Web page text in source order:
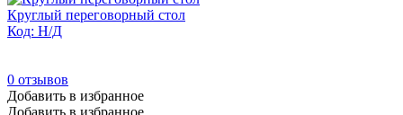
Круглый переговорный стол
Код: Н/Д
0 отзывов
Добавить в избранное
Добавить в избранное